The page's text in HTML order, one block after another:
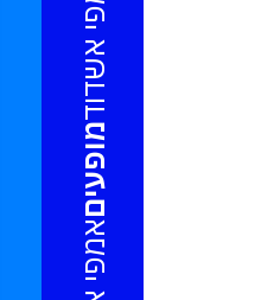
אמפי אשדוד
מופעים